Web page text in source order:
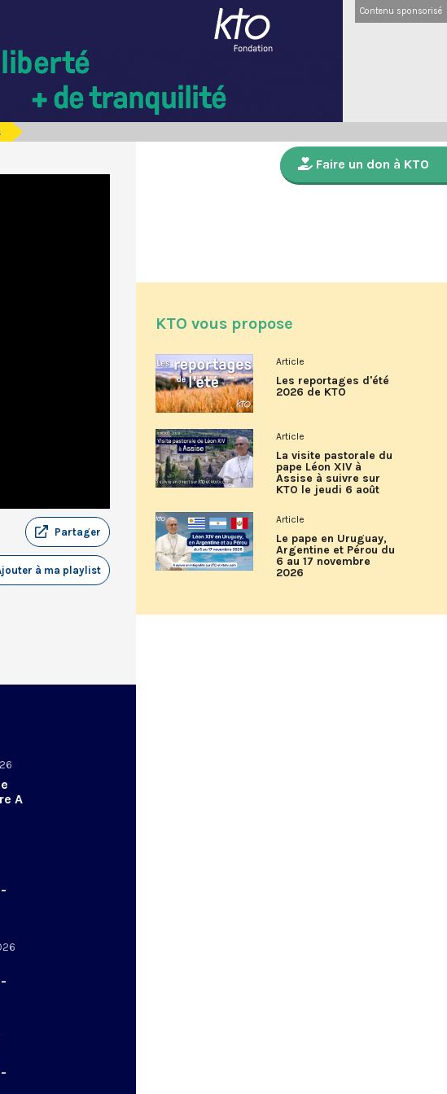
Contenu sponsorisé
Partager
à ma playlist
A
Faire un don à KTO
KTO vous propose
Article
Les reportages d'été
2026 de KTO
Article
La visite pastorale du
pape Léon XIV à
Assise à suivre sur
KTO le jeudi 6 août
Article
Le pape en Uruguay,
Argentine et Pérou du
6 au 17 novembre
2026